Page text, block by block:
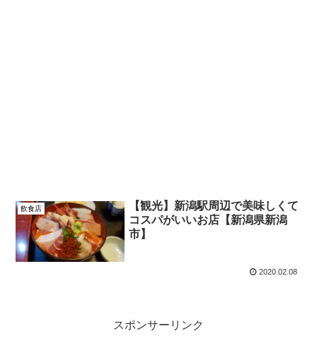
飲食店
【観光】新潟駅周辺で美味しくて
コスパがいいお店【新潟県新潟
市】
2020.02.08
スポンサーリンク